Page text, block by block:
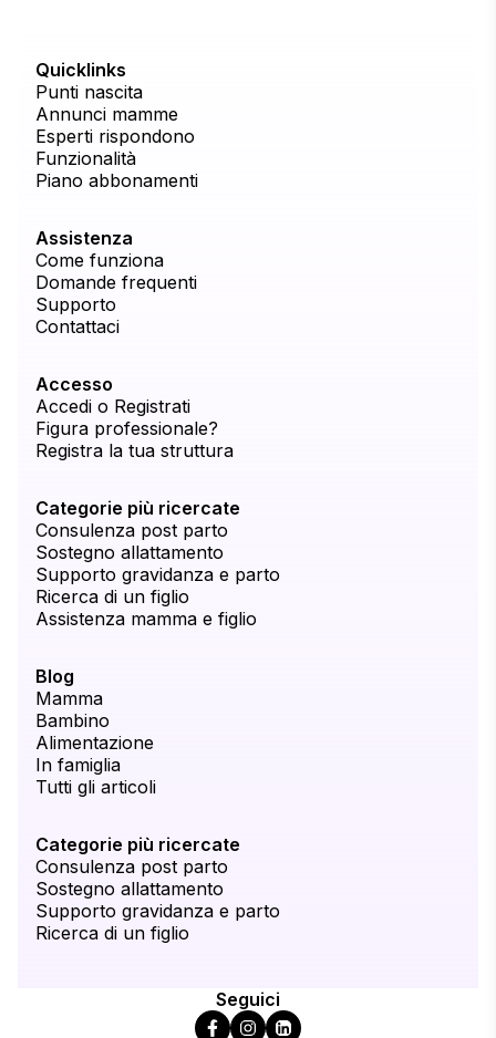
Quicklinks
Punti nascita
Annunci mamme
Esperti rispondono
Funzionalità
Piano abbonamenti
Assistenza
Come funziona
Domande frequenti
Supporto
Contattaci
Accesso
Accedi o Registrati
Figura professionale?
Registra la tua struttura
Categorie più ricercate
Consulenza post parto
Sostegno allattamento
Supporto gravidanza e parto
Ricerca di un figlio
Assistenza mamma e figlio
Blog
Mamma
Bambino
Alimentazione
In famiglia
Tutti gli articoli
Categorie più ricercate
Consulenza post parto
Sostegno allattamento
Supporto gravidanza e parto
Ricerca di un figlio
Seguici